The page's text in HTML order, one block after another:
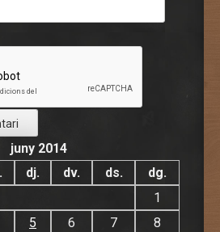
juny 2014
dj. dv. ds. dg.
1
5 6 7
8